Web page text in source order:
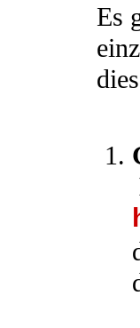
Es